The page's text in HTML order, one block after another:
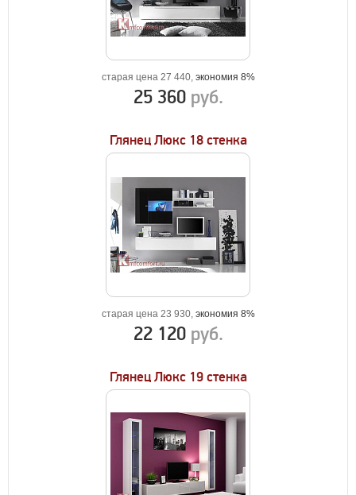
старая цена 27 440, экономия 8%
25 360 руб.
Глянец Люкс 18 стенка
старая цена 23 930, экономия 8%
22 120 руб.
Глянец Люкс 19 стенка